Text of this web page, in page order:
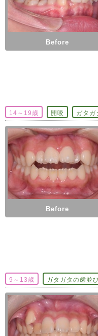
Before
14～19歳 開咬 ガタガ
Before
9～13歳 ガタガタの歯並